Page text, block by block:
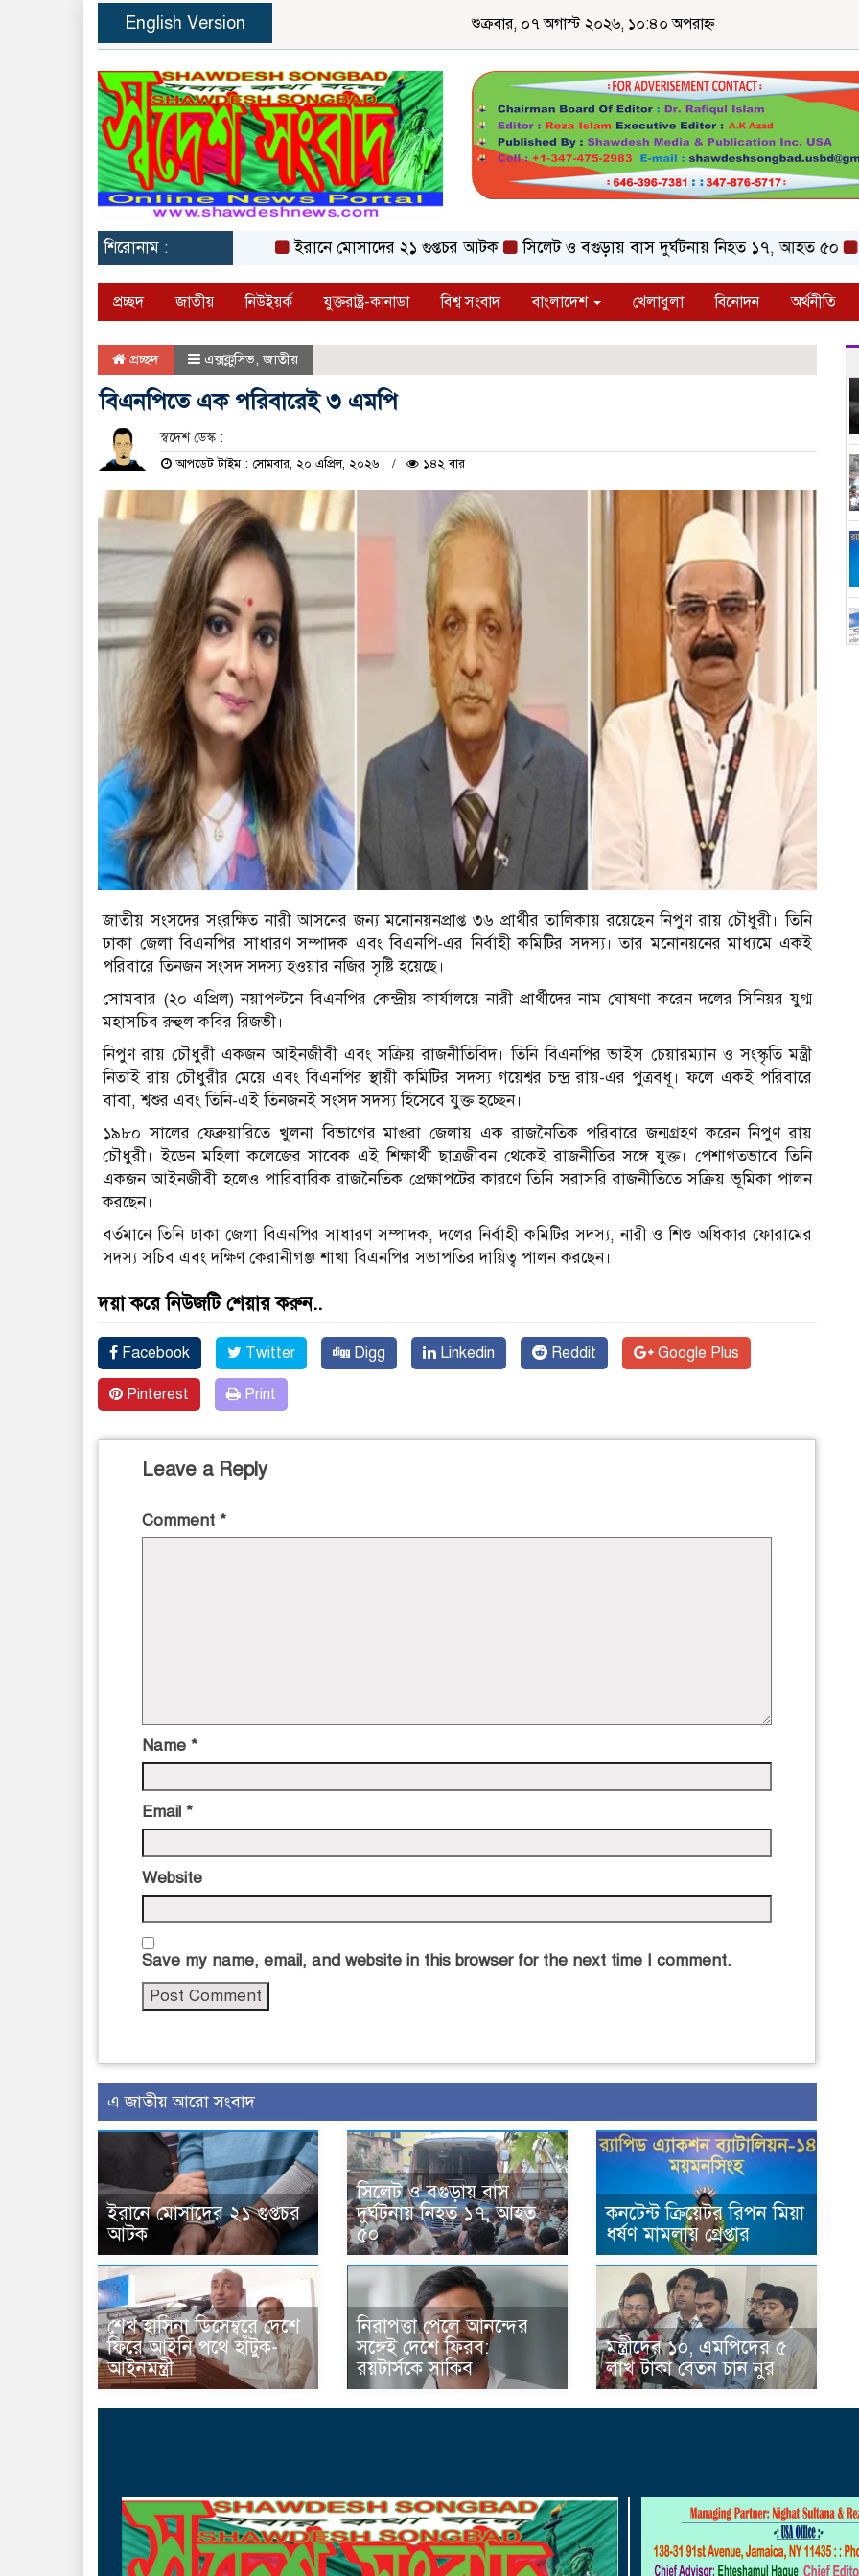
English Version শুক্রবার, ০৭ অগাস্ট ২০২৬, ১০:৪০ অপরাহ্ন
শিরোনাম : ইরানে মোসাদের ২১ গুপ্তচর আটক সিলেট ও বগুড়ায় বাস দুর্ঘটনায় নিহত ১৭, আহত ৫০
প্রচ্ছদ জাতীয় নিউইয়র্ক যুক্তরাষ্ট্র-কানাডা বিশ্ব সংবাদ বাংলাদেশ খেলাধুলা বিনোদন অর্থনীতি
প্রচ্ছদ এক্সক্লুসিভ,জাতীয়
বিএনপিতে এক পরিবারেই ৩ এমপি
স্বদেশ ডেস্ক :
আপডেট টাইম : সোমবার, ২০ এপ্রিল, ২০২৬ ১৪২ বার
জাতীয় সংসদের সংরক্ষিত নারী আসনের জন্য মনোনয়নপ্রাপ্ত ৩৬ প্রার্থীর তালিকায় রয়েছেন নিপুণ রায় চৌধুরী। তিনি
ঢাকা জেলা বিএনপির সাধারণ সম্পাদক এবং বিএনপি-এর নির্বাহী কমিটির সদস্য। তার মনোনয়নের মাধ্যমে একই
পরিবারে তিনজন সংসদ সদস্য হওয়ার নজির সৃষ্টি হয়েছে।
সোমবার (২০ এপ্রিল) নয়াপল্টনে বিএনপির কেন্দ্রীয় কার্যালয়ে নারী প্রার্থীদের নাম ঘোষণা করেন দলের সিনিয়র যুগ্ম
মহাসচিব রুহুল কবির রিজভী।
নিপুণ রায় চৌধুরী একজন আইনজীবী এবং সক্রিয় রাজনীতিবিদ। তিনি বিএনপির ভাইস চেয়ারম্যান ও সংস্কৃতি মন্ত্রী
নিতাই রায় চৌধুরীর মেয়ে এবং বিএনপির স্থায়ী কমিটির সদস্য গয়েশ্বর চন্দ্র রায়-এর পুত্রবধূ। ফলে একই পরিবারে
বাবা, শ্বশুর এবং তিনি-এই তিনজনই সংসদ সদস্য হিসেবে যুক্ত হচ্ছেন।
১৯৮০ সালের ফেব্রুয়ারিতে খুলনা বিভাগের মাগুরা জেলায় এক রাজনৈতিক পরিবারে জন্মগ্রহণ করেন নিপুণ রায়
চৌধুরী। ইডেন মহিলা কলেজের সাবেক এই শিক্ষার্থী ছাত্রজীবন থেকেই রাজনীতির সঙ্গে যুক্ত। পেশাগতভাবে তিনি
একজন আইনজীবী হলেও পারিবারিক রাজনৈতিক প্রেক্ষাপটের কারণে তিনি সরাসরি রাজনীতিতে সক্রিয় ভূমিকা পালন
করছেন।
বর্তমানে তিনি ঢাকা জেলা বিএনপির সাধারণ সম্পাদক, দলের নির্বাহী কমিটির সদস্য, নারী ও শিশু অধিকার ফোরামের
সদস্য সচিব এবং দক্ষিণ কেরানীগঞ্জ শাখা বিএনপির সভাপতির দায়িত্ব পালন করছেন।
দয়া করে নিউজটি শেয়ার করুন..
Facebook Twitter Digg Linkedin Reddit Google Plus
Pinterest Print
Leave a Reply
Comment *
Name *
Email *
Website
Save my name, email, and website in this browser for the next time I comment.
এ জাতীয় আরো সংবাদ
ইরানে মোসাদের ২১ গুপ্তচর
আটক
সিলেট ও বগুড়ায় বাস
দুর্ঘটনায় নিহত ১৭, আহত
৫০
কনটেন্ট ক্রিয়েটর রিপন মিয়া
ধর্ষণ মামলায় গ্রেপ্তার
শেখ হাসিনা ডিসেম্বরে দেশে
ফিরে আইনি পথে হাঁটুক-
আইনমন্ত্রী
নিরাপত্তা পেলে আনন্দের
সঙ্গেই দেশে ফিরব:
রয়টার্সকে সাকিব
মন্ত্রীদের ১০, এমপিদের ৫
লাখ টাকা বেতন চান নুর